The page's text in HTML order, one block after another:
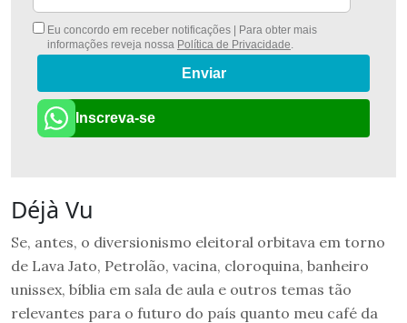
Eu concordo em receber notificações | Para obter mais
informações reveja nossa Política de Privacidade
Enviar
Inscreva-se
Déjà Vu
Se, antes, o diversionismo eleitoral orbitava em torno
de Lava Jato, Petrolão, vacina, cloroquina, banheiro
unissex, bíblia em sala de aula e outros temas tão
relevantes para o futuro do país quanto meu café da